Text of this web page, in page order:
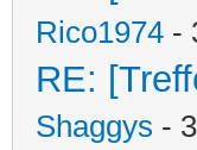
Rico1974 -
RE:
Shaggys -